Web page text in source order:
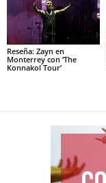
Reseña: Zayn en
Monterrey con ‘The
Konnakol Tour’